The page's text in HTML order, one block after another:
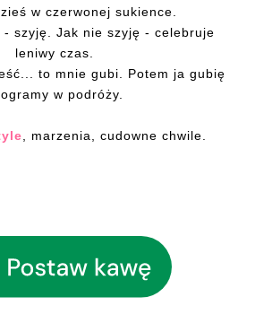
w czerwonej sukience.
- szyję. Jak nie szyję - celebruje
leniwy czas.
to mnie gubi. Potem ja gubię
w podróży.
, marzenia, cudowne chwile.